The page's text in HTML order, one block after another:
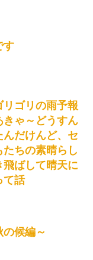
す
ゴリの雨予報
きゃ～どうすん
だけんど、セ
ちの素晴らし
ばして晴天に
て話
候編～